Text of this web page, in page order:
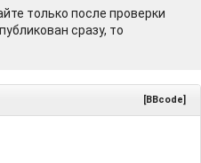
только после проверки
сразу, то
[BBcode]